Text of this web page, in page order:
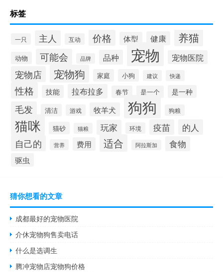
标签
一只 主人 互动 价格 体型 健康 养猫
动物 可能会 品牌 品种 宠物 宠物医院
宠物店 宠物狗 家庭 小狗 建议 快递
性格 技能 拉布拉多 春节 是一个 是一种
毛发 清洁 游戏 牧羊犬 狗狗 狗粮
猫咪 猫砂 猫粮 玩家 环境 疫苗 的人
自己的 营养 费用 适合 阿拉斯加 食物
驱虫
猜你想看的文章
成都最好的宠物医院
介休宠物狗售卖电话
什么是选调生
腾冲宠物店宠物狗价格